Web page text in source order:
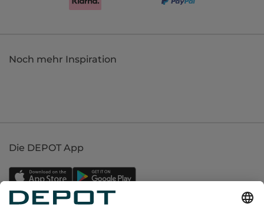
Noch mehr Inspiration
Die DEPOT App